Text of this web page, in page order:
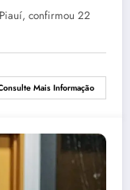
confirmou 22
Mais Informação